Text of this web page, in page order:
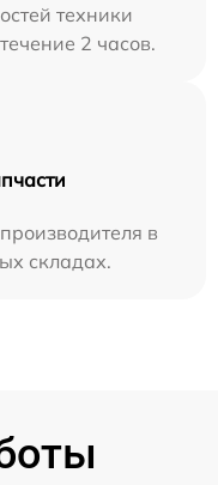
техники
2 часов.
в
складах.